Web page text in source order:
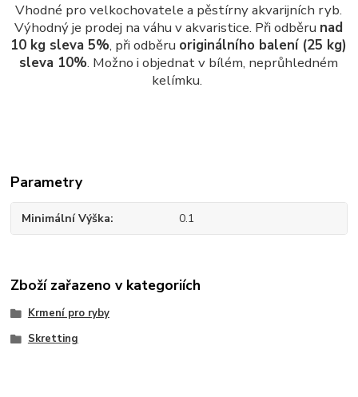
Vhodné pro velkochovatele a pěstírny akvarijních ryb.
Výhodný je prodej na váhu v akvaristice. Při odběru nad
10 kg sleva 5%, při odběru originálního balení (25 kg)
sleva 10%. Možno i objednat v bílém, neprůhledném
kelímku.
Parametry
Minimální Výška 0.1
Zboží zařazeno v kategoriích
Krmení pro ryby
Skretting